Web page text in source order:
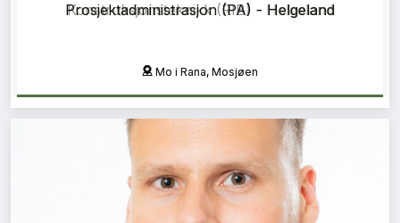
Prosjektadministrasjon (PA) - Helgeland
Mo i Rana, Mosjøen